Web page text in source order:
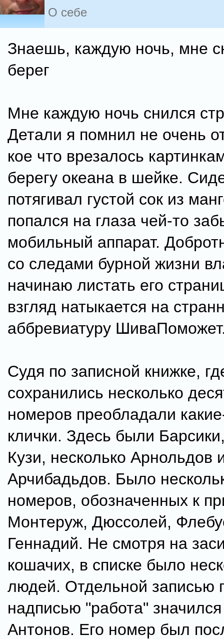
О себе
Знаешь, каждую ночь, мне
берег
Мне каждую ночь снился
Детали я помнил не очень
кое что врезалось
берегу океана в шейке.
потягивал густой сок из
попался на глаза чей-то
мобильный аппарат.
со следами бурной жизни
начинаю листать его
взгляд натыкается на
аббревиатуру
Судя по записной книжке,
сохранились несколько
номеров преобладали
клички. Здесь были
Кузи, несколько Арнольдов
Арчибадьдов. Было
номеров, обозначенных к
Монтеруж, Дюссолей,
Геннадий. Не смотря на
кошачих, в списке было
людей. Отдельной записью
надписью "работа"
Антонов. Его номер был